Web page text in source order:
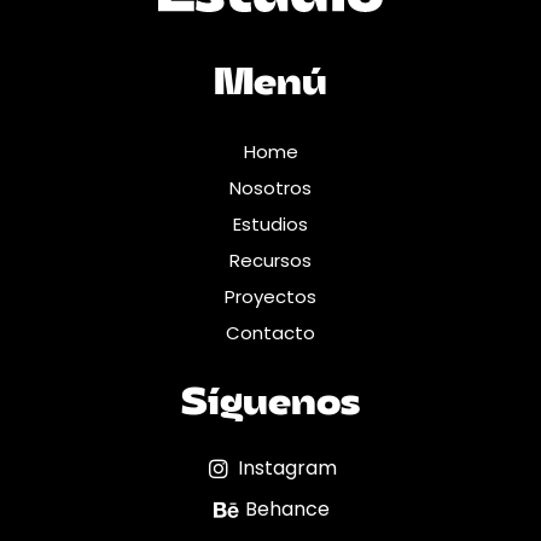
Menú
Home
Nosotros
Estudios
Recursos
Proyectos
Contacto
Síguenos
Instagram
Behance